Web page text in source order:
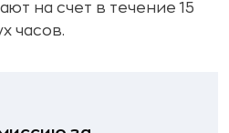
на счет в течение 15
часов.